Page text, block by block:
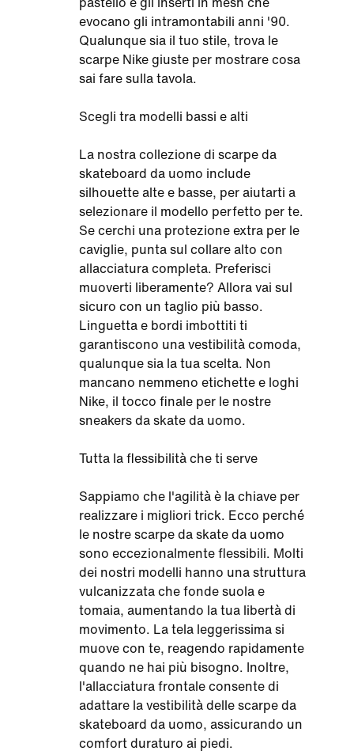
evocano gli intramontabili anni '90.
Qualunque sia il tuo stile, trova le
scarpe Nike giuste per mostrare cosa
sai fare sulla tavola.
Scegli tra modelli bassi e alti
La nostra collezione di scarpe da
skateboard da uomo include
silhouette alte e basse, per aiutarti a
selezionare il modello perfetto per te.
Se cerchi una protezione extra per le
caviglie, punta sul collare alto con
allacciatura completa. Preferisci
muoverti liberamente? Allora vai sul
sicuro con un taglio più basso.
Linguetta e bordi imbottiti ti
garantiscono una vestibilità comoda,
qualunque sia la tua scelta. Non
mancano nemmeno etichette e loghi
Nike, il tocco finale per le nostre
sneakers da skate da uomo.
Tutta la flessibilità che ti serve
Sappiamo che l'agilità è la chiave per
realizzare i migliori trick. Ecco perché
le nostre scarpe da skate da uomo
sono eccezionalmente flessibili. Molti
dei nostri modelli hanno una struttura
vulcanizzata che fonde suola e
tomaia, aumentando la tua libertà di
movimento. La tela leggerissima si
muove con te, reagendo rapidamente
quando ne hai più bisogno. Inoltre,
l'allacciatura frontale consente di
adattare la vestibilità delle scarpe da
skateboard da uomo, assicurando un
comfort duraturo ai piedi.